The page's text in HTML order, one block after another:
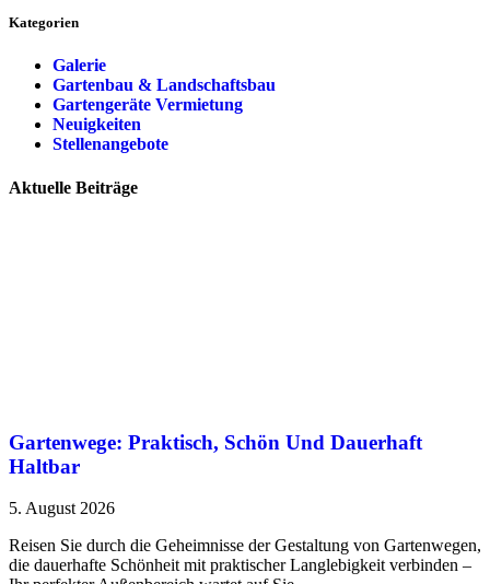
Kategorien
Galerie
Gartenbau & Landschaftsbau
Gartengeräte Vermietung
Neuigkeiten
Stellenangebote
Aktuelle Beiträge
Gartenwege: Praktisch, Schön Und Dauerhaft
Haltbar
5. August 2026
Reisen Sie durch die Geheimnisse der Gestaltung von Gartenwegen,
die dauerhafte Schönheit mit praktischer Langlebigkeit verbinden –